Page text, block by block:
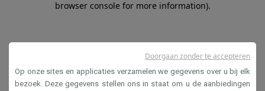
browser console for more information).
Op onze sites en applicaties verzamelen we gegevens over u bij elk
bezoek. Deze gegevens stellen ons in staat om u de aanbiedingen
Doorgaan zonder te accepteren